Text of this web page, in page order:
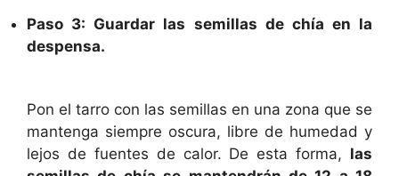
Paso 3: Guardar las semillas de chía en la
despensa.
Pon el tarro con las semillas en una zona que se
mantenga siempre oscura, libre de humedad y
lejos de fuentes de calor. De esta forma, las